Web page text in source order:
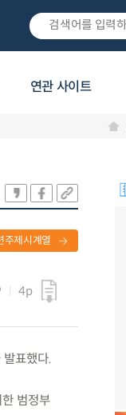
연관 사이트
4p
주제시계열
표했다.
범정부